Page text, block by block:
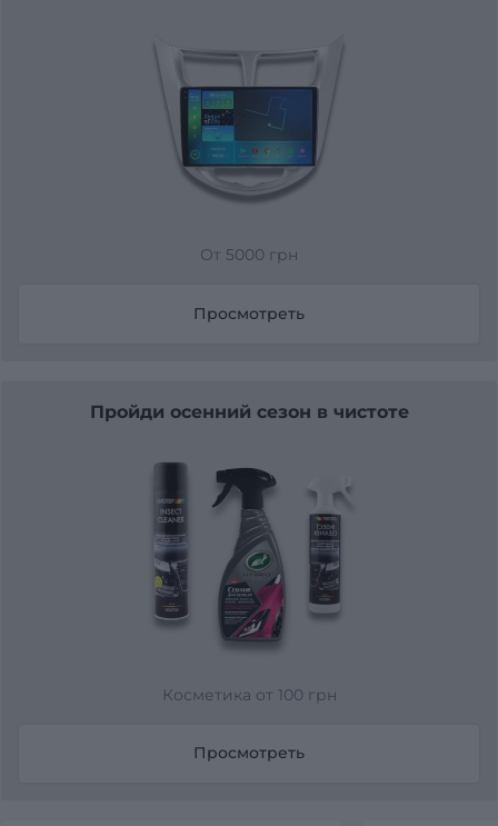
От 5000 грн
Просмотреть
Пройди осенний сезон в чистоте
Косметика от 100 грн
Просмотреть